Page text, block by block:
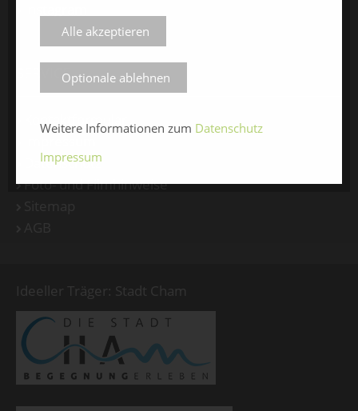
SERVICE
Kontaktformular
Datenschutz
Foto- und Filmhinweise
Ideeller Träger: Stadt Cham
Alle akzeptieren
Optionale ablehnen
Weitere Informationen zum Datenschutz
Impressum